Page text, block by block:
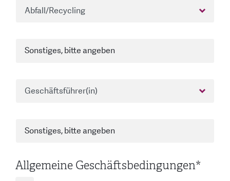
Allgemeine Geschäftsbedingungen*